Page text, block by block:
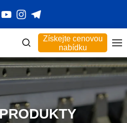
Získejte cenovou
nabídku